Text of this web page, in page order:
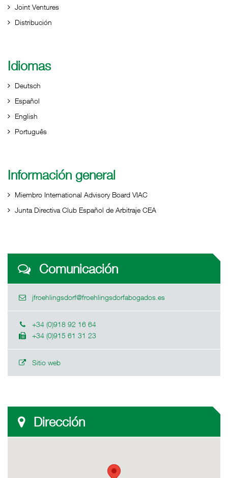
Joint Ventures
Distribución
Idiomas
Deutsch
Español
English
Português
Información general
Miembro International Advisory Board VIAC
Junta Directiva Club Español de Arbitraje CEA
Comunicación
jfroehlingsdorf@froehlingsdorfabogados.es
+34 (0)918 92 16 64
+34 (0)915 61 31 23
Sitio web
Dirección